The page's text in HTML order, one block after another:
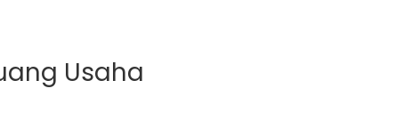
Usaha